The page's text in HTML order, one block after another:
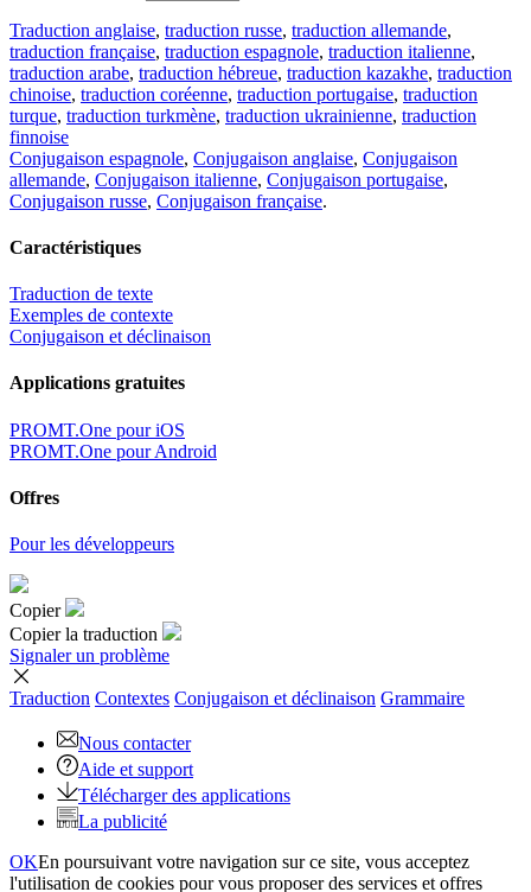
Traduction anglaise, traduction russe, traduction allemande,
traduction française, traduction espagnole, traduction italienne,
traduction arabe, traduction hébreue, traduction kazakhe, traduction
chinoise, traduction coréenne, traduction portugaise, traduction
turque, traduction turkmène, traduction ukrainienne, traduction
finnoise
Conjugaison espagnole, Conjugaison anglaise, Conjugaison
allemande, Conjugaison italienne, Conjugaison portugaise,
Conjugaison russe, Conjugaison française.
Caractéristiques
Traduction de texte
Exemples de contexte
Conjugaison et déclinaison
Applications gratuites
PROMT.One pour iOS
PROMT.One pour Android
Offres
Pour les développeurs
Copier
Copier la traduction
Signaler un problème
Traduction Contextes Conjugaison et déclinaison Grammaire
Nous contacter
Aide et support
Télécharger des applications
La publicité
OKEn poursuivant votre navigation sur ce site, vous acceptez
l'utilisation de cookies pour vous proposer des services et offres